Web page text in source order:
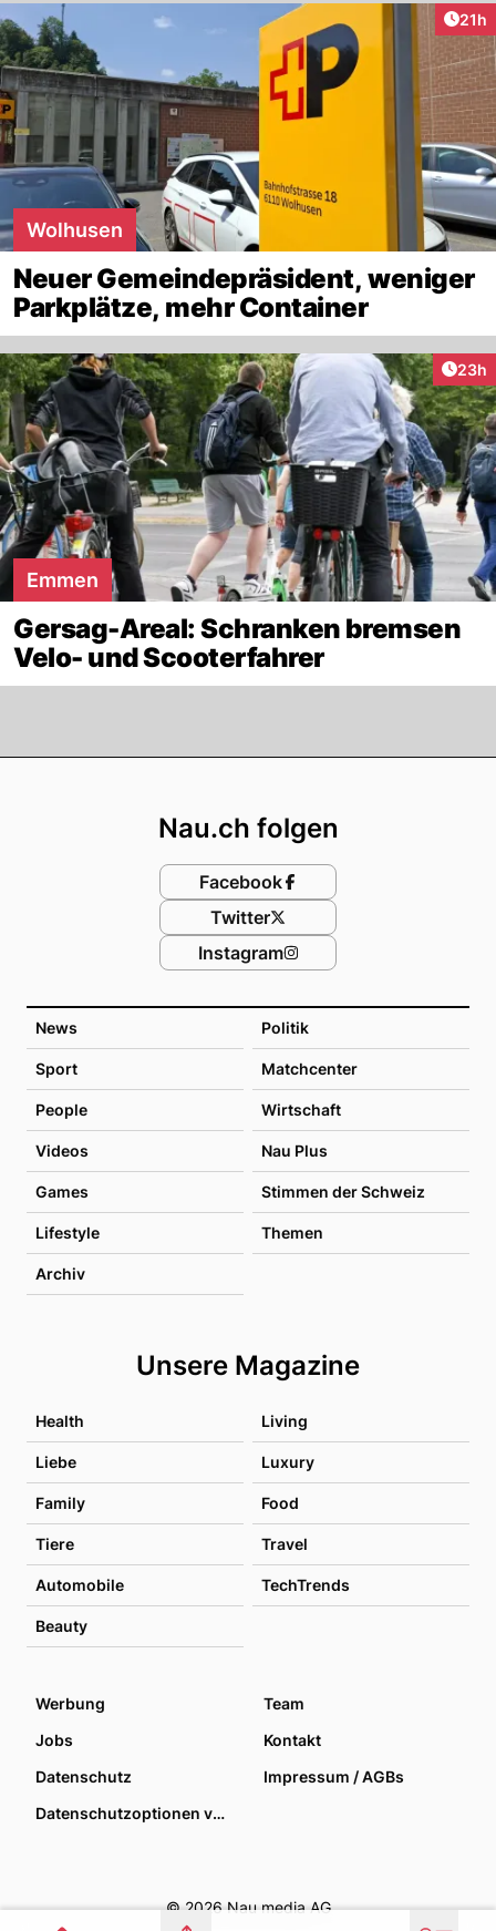
21h
Wolhusen
Neuer Gemeindepräsident, weniger
Parkplätze, mehr Container
23h
Emmen
Gersag-Areal: Schranken bremsen
Velo- und Scooterfahrer
News Politik
Sport Matchcenter
People Wirtschaft
Videos Nau Plus
Games Stimmen der Schweiz
Lifestyle Themen
Archiv
Unsere Magazine
Health Living
Liebe Luxury
Family Food
Tiere Travel
Automobile TechTrends
Beauty
Nau.ch folgen
Facebook
Twitter
Instagram
Werbung
Team
Jobs
Kontakt
Datenschutz
Impressum / AGBs
Datenschutzoptionen verwalten
© 2026 Nau media AG